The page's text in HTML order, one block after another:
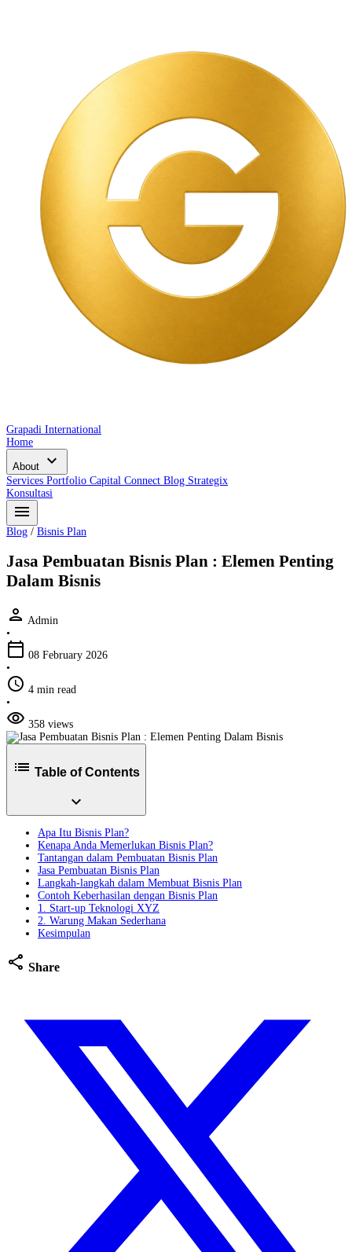
Grapadi International
Home
About expand_more
Services Portfolio Capital Connect Blog Strategix
Konsultasi
menu
Blog / Bisnis Plan
Jasa Pembuatan Bisnis Plan : Elemen Penting
Dalam Bisnis
person Admin
•
calendar_today 08 February 2026
•
schedule 4 min read
•
visibility 358 views
list Table of Contents
expand_more
Apa Itu Bisnis Plan?
Kenapa Anda Memerlukan Bisnis Plan?
Tantangan dalam Pembuatan Bisnis Plan
Jasa Pembuatan Bisnis Plan
Langkah-langkah dalam Membuat Bisnis Plan
Contoh Keberhasilan dengan Bisnis Plan
1. Start-up Teknologi XYZ
2. Warung Makan Sederhana
Kesimpulan
share Share